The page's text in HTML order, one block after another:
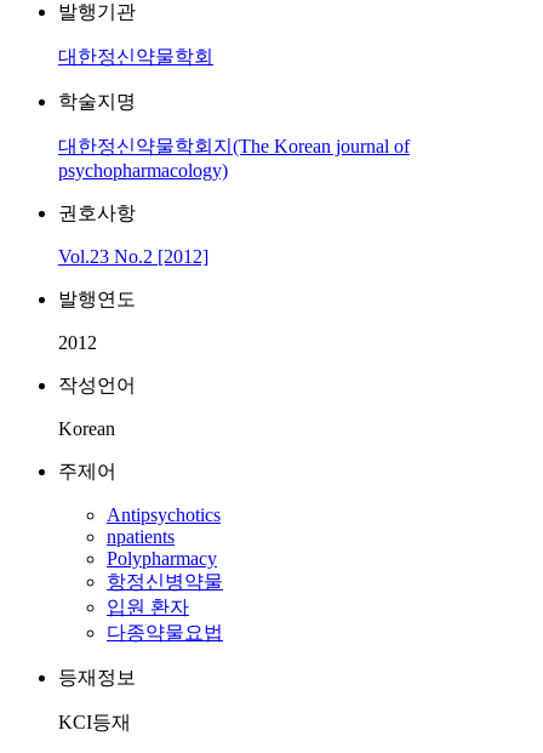
발행기관
대한정신약물학회
학술지명
대한정신약물학회지(The Korean journal of
psychopharmacology)
권호사항
Vol.23 No.2 [2012]
발행연도
2012
작성언어
Korean
주제어
Antipsychotics
npatients
Polypharmacy
항정신병약물
입원 환자
다종약물요법
등재정보
KCI등재